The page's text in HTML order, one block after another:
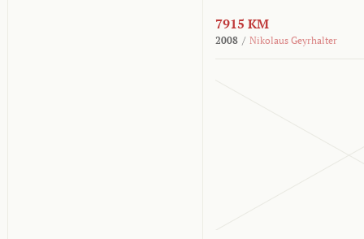
7915 KM
2008 / Nikolaus Geyrhalter